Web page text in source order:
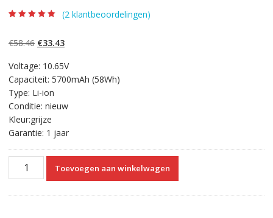
gebaseerd op
klantbeoordelinge
(2 klantbeoordelingen)
€58.46 Oorspronkelijke
was:
€58.46.
€33.43Huidige
is:
€33.43.
Voltage: 10.65V
Capaciteit: 5700mAh (58Wh)
Type: Li-ion
Conditie: nieuw
Kleur:grijze
Garantie: 1 jaar
Originele
Toevoegen aan winkelwagen